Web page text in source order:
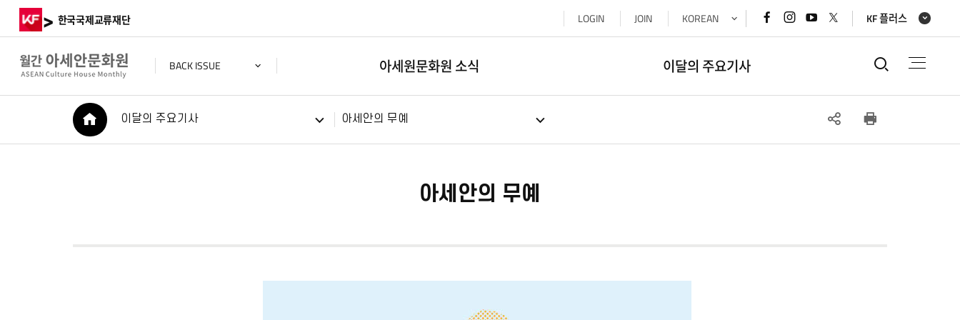
> 한국국제교류재단
BACK ISSUE
LOGIN JOIN KOREAN 페이스북
바로가기
인스타그램
바로가기
유튜브
바로가기
x(트위터)
바로가기
KF 플러스
아세원문화원 소식 이달의 주요기사 통합검
HOME
이달의 주요기사 아세안의 무예 SNS
아세안의 무예